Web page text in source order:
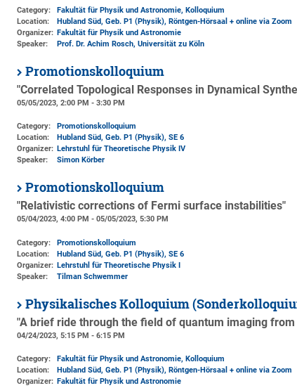
Category:
Fakultät für Physik und Astronomie, Kolloquium
Location:
Hubland Süd, Geb. P1 (Physik), Röntgen-Hörsaal + online via Zoom
Organizer: Fakultät für Physik und Astronomie
Speaker:
Prof. Dr. Achim Rosch, Universität zu Köln
Promotionskolloquium
"Correlated Topological Responses in Dynamical
05/05/2023, 2:00 PM - 3:30 PM
Category:
Promotionskolloquium
Location:
Hubland Süd, Geb. P1 (Physik), SE 6
Organizer: Lehrstuhl für Theoretische Physik IV
Speaker:
Simon Körber
Promotionskolloquium
"Relativistic corrections of Fermi surface instabilities"
05/04/2023, 4:00 PM - 05/05/2023, 5:30 PM
Category:
Promotionskolloquium
Location:
Hubland Süd, Geb. P1 (Physik), SE 6
Organizer: Lehrstuhl für Theoretische Physik I
Speaker:
Tilman Schwemmer
Physikalisches Kolloquium
"A brief ride through the field of quantum imaging
04/24/2023, 5:15 PM - 6:15 PM
Category:
Fakultät für Physik und Astronomie, Kolloquium
Location:
Hubland Süd, Geb. P1 (Physik), Röntgen-Hörsaal + online via Zoom
Organizer: Fakultät für Physik und Astronomie